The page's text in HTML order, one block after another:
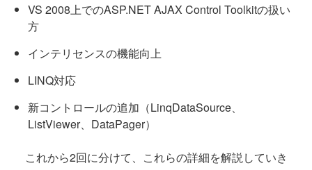
VS 2008上でのASP.NET AJAX Control Toolkitの扱い
方
インテリセンスの機能向上
LINQ対応
新コントロールの追加（LinqDataSource、
ListViewer、DataPager）
これから2回に分けて、これらの詳細を解説していき